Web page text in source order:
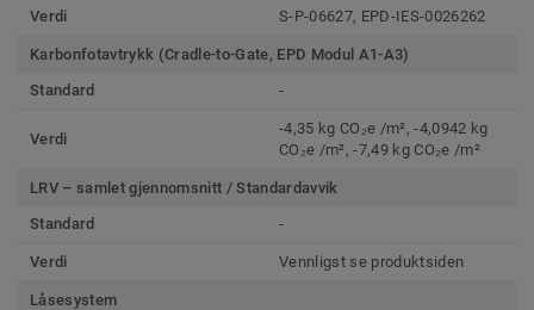
Verdi S-P-06627, EPD-IES-0026262
Karbonfotavtrykk (Cradle-to-Gate, EPD Modul A1-A3)
Standard
-
Verdi
-4,35 kg CO₂e /m², -4,0942 kg
CO₂e /m², -7,49 kg CO₂e /m²
LRV – samlet gjennomsnitt / Standardavvik
Standard
-
Verdi Vennligst se produktsiden
Låsesystem